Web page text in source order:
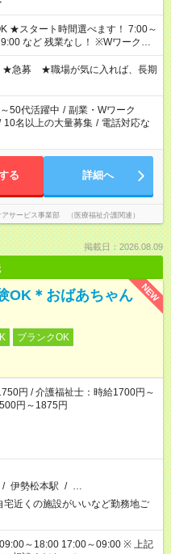
～
残業なし！ ※Wワークの
時間超の就業はご案内できませ
上勤務は社会保険への加入対象
雇い派遣の原則禁止）により、
が難しい場合があります
★急募 ★職場が気に入れば、長期
50代活躍中 / 副業・Wワーク
10名以上の大量募集 / 電話対応な
る 詳細へ
サービス事業部 （医療福祉介護関連）
掲載日：2026.08.09
NEW
OK＊おばあちゃん
ブランクOK
円 / 介護福祉士：時給1700円～
円～1875円
/ 伊勢松本駅 / …
近くの施設がいいなど勤務地ご
～18:00 17:00～09:00 ※ 上記